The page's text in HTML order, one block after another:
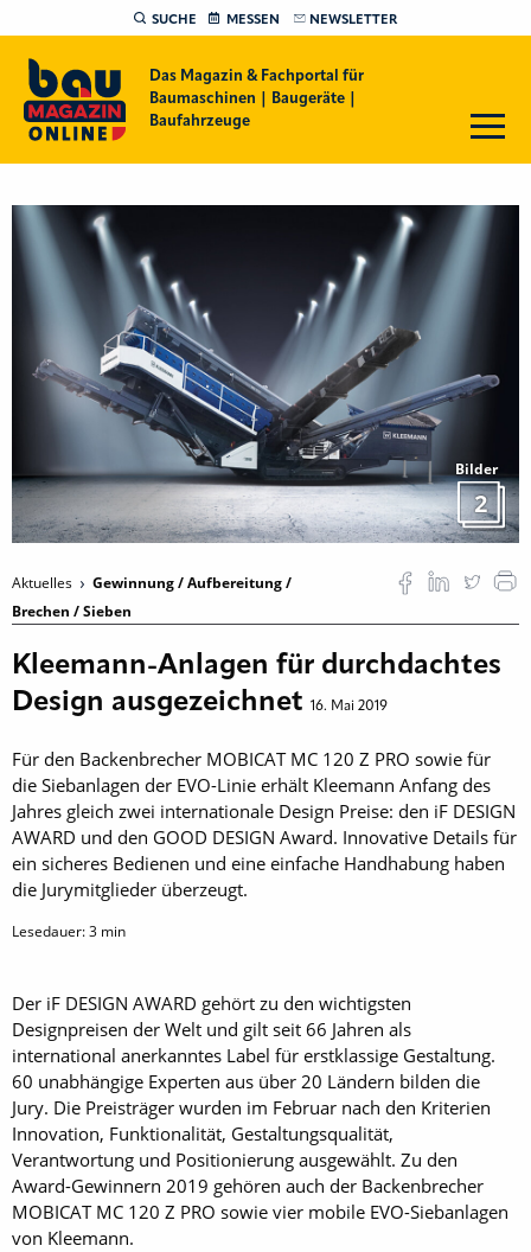
SUCHE MESSEN NEWSLETTER
Das Magazin & Fachportal für
Baumaschinen | Baugeräte |
Baufahrzeuge
Bilder
2
Aktuelles
Gewinnung / Aufbereitung /
Brechen / Sieben
Kleemann-Anlagen für durchdachtes
Design ausgezeichnet 16. Mai 2019
Für den Backenbrecher MOBICAT MC 120 Z PRO sowie für
die Siebanlagen der EVO-Linie erhält Kleemann Anfang des
Jahres gleich zwei internationale Design Preise: den iF DESIGN
AWARD und den GOOD DESIGN Award. Innovative Details für
ein sicheres Bedienen und eine einfache Handhabung haben
die Jurymitglieder überzeugt.
Lesedauer:3 min
Der iF DESIGN AWARD gehört zu den wichtigsten
Designpreisen der Welt und gilt seit 66 Jahren als
international anerkanntes Label für erstklassige Gestaltung.
60 unabhängige Experten aus über 20 Ländern bilden die
Jury. Die Preisträger wurden im Februar nach den Kriterien
Innovation, Funktionalität, Gestaltungsqualität,
Verantwortung und Positionierung ausgewählt. Zu den
Award-Gewinnern 2019 gehören auch der Backenbrecher
MOBICAT MC 120 Z PRO sowie vier mobile EVO-Siebanlagen
von Kleemann.